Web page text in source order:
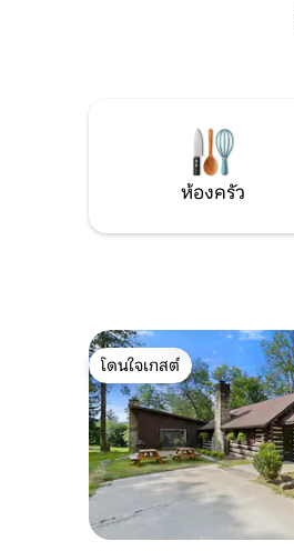
กิจกรรมกลางแจ้งที่ยอดเยี่ยม 5 นาทีถึง
เคิลเบย์พาร์คและ 15 นาทีถึง
ห้องครัว
โดนใจเกสต์
โดนใจเกสต์